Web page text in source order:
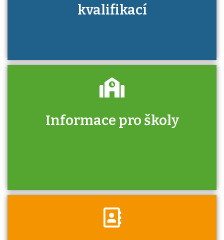
kvalifikací
Informace pro školy
Zjistěte, jak se přihlásit ke zkoušce a kde